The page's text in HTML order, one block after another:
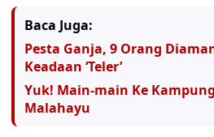
Baca Juga:
Pesta Ganja, 9 Orang
Keadaan ‘Teler’
Yuk! Main-main Ke
Malahayu